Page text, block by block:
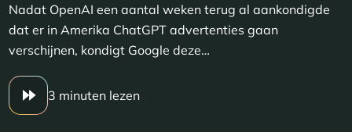
Nadat OpenAI een aantal weken terug al aankondigde
dat er in Amerika ChatGPT advertenties gaan
verschijnen, kondigt Google deze…
3 minuten lezen